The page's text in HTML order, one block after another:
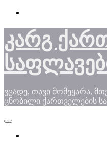
Skip
content
კარგ
ვცადე, თავი მომეყარა,
ცნობილი ქართველების